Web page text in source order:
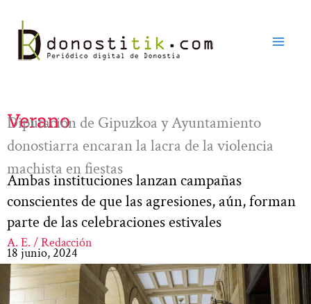
contenido
Verano
Diputación de Gipuzkoa y Ayuntamiento
donostiarra encaran la lacra de la violencia
machista en fiestas
Ambas instituciones lanzan campañas
conscientes de que las agresiones, aún, forman
parte de las celebraciones estivales
A. E. / Redacción
18 junio, 2024